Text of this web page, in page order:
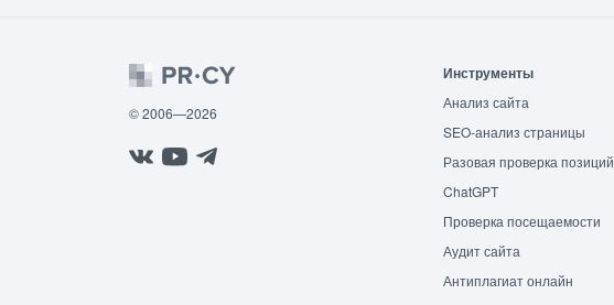
© 2006—2026
Инструменты
Анализ сайта
SEO-анализ страницы
Разовая проверка позиций
ChatGPT
Проверка посещаемости
Аудит сайта
Антиплагиат онлайн